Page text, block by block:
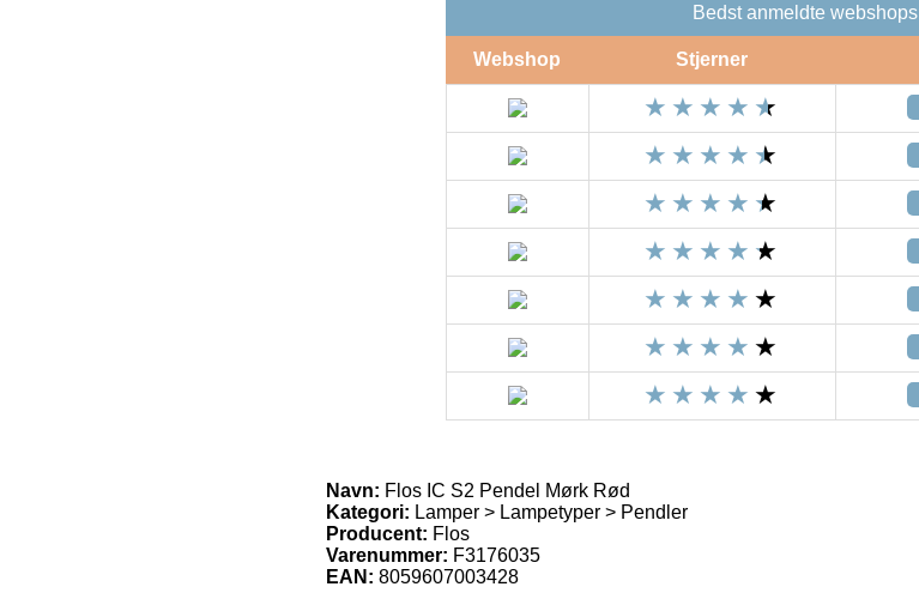
Bedst anmeldte webshops
Webshop Stjerner
Navn: Flos IC S2 Pendel Mørk Rød
Kategori: Lamper > Lampetyper > Pendler
Producent: Flos
Varenummer: F3176035
EAN: 8059607003428